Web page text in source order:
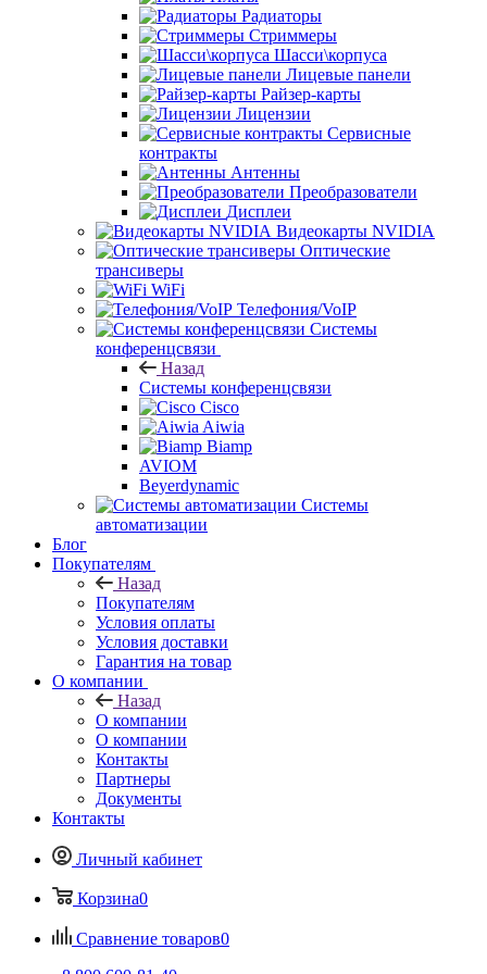
Радиаторы
Стриммеры
Шасси\корпуса
Лицевые панели
Райзер-карты
Лицензии
Сервисные
контракты
Антенны
Преобразователи
Дисплеи
Видеокарты NVIDIA
Оптические
трансиверы
WiFi
Телефония/VoIP
Системы
конференцсвязи
Назад
Системы конференцсвязи
Cisco
Aiwia
Biamp
AVIOM
Beyerdynamic
Системы
автоматизации
Блог
Покупателям
Назад
Покупателям
Условия оплаты
Условия доставки
Гарантия на товар
О компании
Назад
О компании
О компании
Контакты
Партнеры
Документы
Контакты
Личный кабинет
Корзина0
Сравнение товаров0